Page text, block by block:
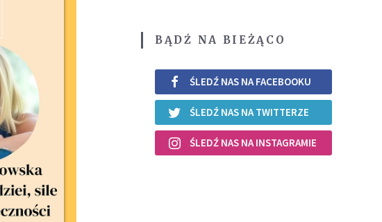
BĄDŹ NA BIEŻĄCO
ŚLEDŹ NAS NA FACEBOOKU
ŚLEDŹ NAS NA TWITTERZE
ŚLEDŹ NAS NA INSTAGRAMIE